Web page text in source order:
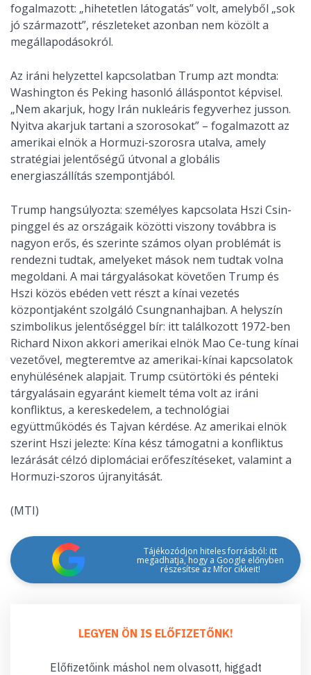
fogalmazott: „hihetetlen látogatás” volt, amelyből „sok
jó származott”, részleteket azonban nem közölt a
megállapodásokról.
Az iráni helyzettel kapcsolatban Trump azt mondta:
Washington és Peking hasonló álláspontot képvisel.
„Nem akarjuk, hogy Irán nukleáris fegyverhez jusson.
Nyitva akarjuk tartani a szorosokat” – fogalmazott az
amerikai elnök a Hormuzi-szorosra utalva, amely
stratégiai jelentőségű útvonal a globális
energiaszállítás szempontjából.
Trump hangsúlyozta: személyes kapcsolata Hszi Csin-
pinggel és az országaik közötti viszony továbbra is
nagyon erős, és szerinte számos olyan problémát is
rendezni tudtak, amelyeket mások nem tudtak volna
megoldani. A mai tárgyalásokat követően Trump és
Hszi közös ebéden vett részt a kínai vezetés
központjaként szolgáló Csungnanhajban. A helyszín
szimbolikus jelentőséggel bír: itt találkozott 1972-ben
Richard Nixon akkori amerikai elnök Mao Ce-tung kínai
vezetővel, megteremtve az amerikai-kínai kapcsolatok
enyhülésének alapjait. Trump csütörtöki és pénteki
tárgyalásain egyaránt kiemelt téma volt az iráni
konfliktus, a kereskedelem, a technológiai
együttműködés és Tajvan kérdése. Az amerikai elnök
szerint Hszi jelezte: Kína kész támogatni a konfliktus
lezárását célzó diplomáciai erőfeszítéseket, valamint a
Hormuzi-szoros újranyitását.
(MTI)
Tájékozódjon hiteles forrásból: itt
megadhatja, hogy a Google előnyben
részesítse az Mfor cikkeit!
LEGYEN ÖN IS ELŐFIZETŐNK!
Előfizetőink máshol nem olvasott, higgadt